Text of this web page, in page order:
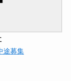
途募集